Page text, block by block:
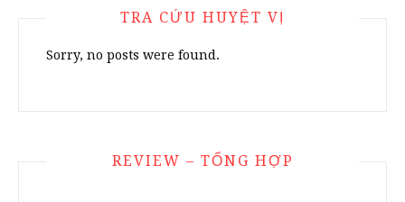
TRA CỨU HUYỆT VỊ
Sorry, no posts were found.
REVIEW – TỔNG HỢP